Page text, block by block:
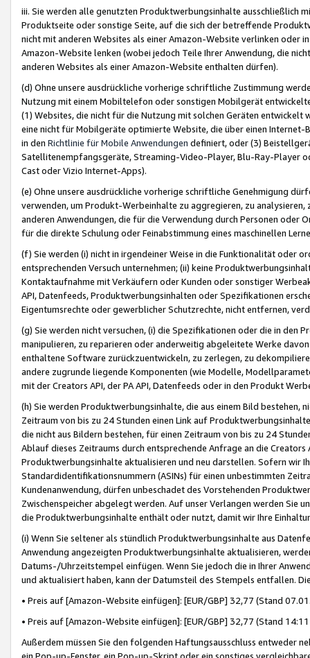
iii. Sie werden alle genutzten Produktwerbungsinhalte ausschließlich
Produktseite oder sonstige Seite, auf die sich der betreffende
nicht mit anderen Websites als einer Amazon-Website verlinken oder
Amazon-Website lenken (wobei jedoch Teile Ihrer Anwendung, die
anderen Websites als einer Amazon-Website enthalten dürfen).
(d) Ohne unsere ausdrückliche vorherige schriftliche Zustimmung
Nutzung mit einem Mobiltelefon oder sonstigen Mobilgerät
(1) Websites, die nicht für die Nutzung mit solchen Geräten
eine nicht für Mobilgeräte optimierte Website, die über einen
in den Richtlinie für Mobile Anwendungen definiert, oder (3)
Satellitenempfangsgeräte, Streaming-Video-Player, Blu-Ray-Player
Cast oder Vizio Internet-Apps).
(e) Ohne unsere ausdrückliche vorherige schriftliche Genehmigung
verwenden, um Produkt-Werbeinhalte zu aggregieren, zu
anderen Anwendungen, die für die Verwendung durch Personen
für die direkte Schulung oder Feinabstimmung eines maschinellen
(f) Sie werden (i) nicht in irgendeiner Weise in die Funktionalität oder
entsprechenden Versuch unternehmen; (ii) keine
Kontaktaufnahme mit Verkäufern oder Kunden oder sonstiger
API, Datenfeeds, Produktwerbungsinhalten oder Spezifikationen
Eigentumsrechte oder gewerblicher Schutzrechte, nicht entfernen,
(g) Sie werden nicht versuchen, (i) die Spezifikationen oder die in
manipulieren, zu reparieren oder anderweitig abgeleitete Werke
enthaltene Software zurückzuentwickeln, zu zerlegen, zu
andere zugrunde liegende Komponenten (wie Modelle,
mit der Creators API, der PA API, Datenfeeds oder in den Produkt
(h) Sie werden Produktwerbungsinhalte, die aus einem Bild bestehen,
Zeitraum von bis zu 24 Stunden einen Link auf
die nicht aus Bildern bestehen, für einen Zeitraum von bis zu 24
Ablauf dieses Zeitraums durch entsprechende Anfrage an die
Produktwerbungsinhalte aktualisieren und neu darstellen. Sofern wir
Standardidentifikationsnummern (ASINs) für einen unbestimmten
Kundenanwendung, dürfen unbeschadet des Vorstehenden
Zwischenspeicher abgelegt werden. Auf unser Verlangen werden Sie
die Produktwerbungsinhalte enthält oder nutzt, damit wir Ihre
(i) Wenn Sie seltener als stündlich Produktwerbungsinhalte aus
Anwendung angezeigten Produktwerbungsinhalte aktualisieren,
Datums-/Uhrzeitstempel einfügen. Wenn Sie jedoch die in Ihrer
und aktualisiert haben, kann der Datumsteil des Stempels entfallen.
• Preis auf [Amazon-Website einfügen]: [EUR/GBP] 32,77 (Stand
• Preis auf [Amazon-Website einfügen]: [EUR/GBP] 32,77 (Stand
Außerdem müssen Sie den folgenden Haftungsausschluss entweder
ein Pop-up-Fenster, ein Pop-up-Skript oder ein sonstiges